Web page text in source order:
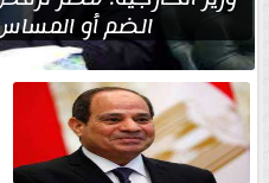
الضم أو